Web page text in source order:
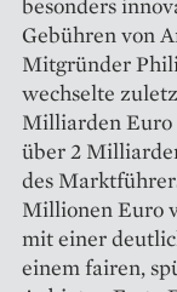
Gebühren von
Mitgründer
wechselte
Milliarden Euro
über 2
des
Millionen Euro
mit einer
einem fairen,